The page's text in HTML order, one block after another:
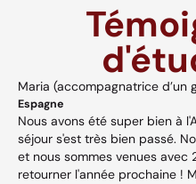
Maria (accompagnatrice d’un
Espagne
Nous avons été super bien à
séjour s'est très bien passé.
et nous sommes venues avec
retourner l'année prochaine !